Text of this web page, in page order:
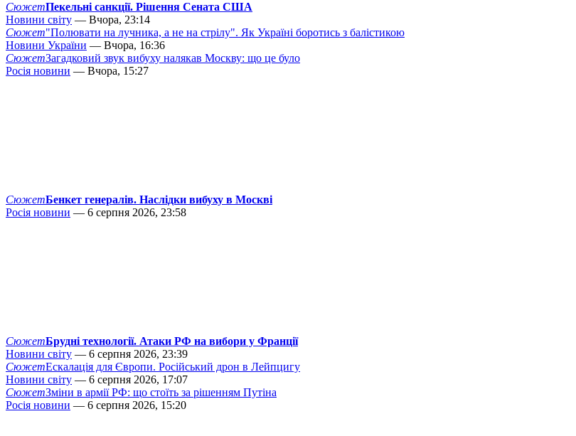
СюжетПекельні санкції. Рішення Сената США
Новини світу — Вчора, 23:14
Сюжет"Полювати на лучника, а не на стрілу". Як Україні боротись з балістикою
Новини України — Вчора, 16:36
СюжетЗагадковий звук вибуху налякав Москву: що це було
Росія новини — Вчора, 15:27
СюжетБенкет генералів. Наслідки вибуху в Москві
Росія новини — 6 серпня 2026, 23:58
СюжетБрудні технології. Атаки РФ на вибори у Франції
Новини світу — 6 серпня 2026, 23:39
СюжетЕскалація для Європи. Російський дрон в Лейпцигу
Новини світу — 6 серпня 2026, 17:07
СюжетЗміни в армії РФ: що стоїть за рішенням Путіна
Росія новини — 6 серпня 2026, 15:20